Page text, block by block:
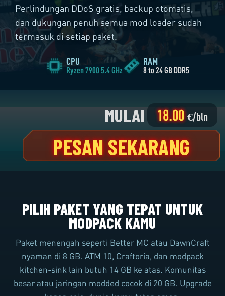
Perlindungan DDoS gratis, backup otomatis,
dan dukungan penuh semua mod loader sudah
termasuk di setiap paket.
CPU
Ryzen 7900 5.4 GHz
RAM
8 to 24 GB DDR5
MULAI 18.00
PESAN SEKARANG
PILIH PAKET YANG TEPAT UNTUK
MODPACK KAMU
Paket menengah seperti Better MC atau DawnCraft
nyaman di 8 GB. ATM 10, Craftoria, dan modpack
kitchen-sink lain butuh 14 GB ke atas. Komunitas
besar atau jaringan modded cocok di 20 GB. Upgrade